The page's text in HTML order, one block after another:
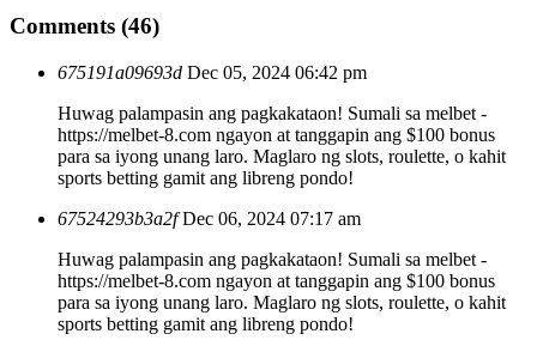
Comments (46)
675191a09693d Dec 05, 2024 06:42 pm
Huwag palampasin ang pagkakataon! Sumali sa melbet -
https://melbet-8.com ngayon at tanggapin ang $100 bonus
para sa iyong unang laro. Maglaro ng slots, roulette, o kahit
sports betting gamit ang libreng pondo!
67524293b3a2f Dec 06, 2024 07:17 am
Huwag palampasin ang pagkakataon! Sumali sa melbet -
https://melbet-8.com ngayon at tanggapin ang $100 bonus
para sa iyong unang laro. Maglaro ng slots, roulette, o kahit
sports betting gamit ang libreng pondo!